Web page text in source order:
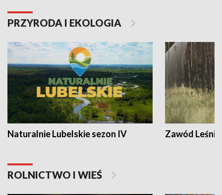
PRZYRODA I EKOLOGIA
Naturalnie Lubelskie sezon IV Zawód Leśnik
ROLNICTWO I WIEŚ